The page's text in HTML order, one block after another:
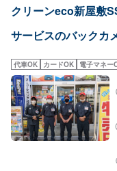
クリーンeco新屋敷
サービスのバックカ
代車OK カードOK 電子マネー